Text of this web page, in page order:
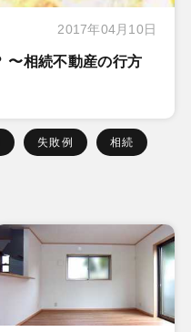
2017年04月10日
〜相続不動産の行方
失敗例 相続